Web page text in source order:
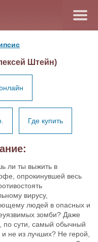
Штейн)
Где купить
ли ты выжить в
опрокинувшей весь
вирусу,
людей в опасных и
зомби? Даже
по сути, самый обычный
и не из лучших? Не герой,